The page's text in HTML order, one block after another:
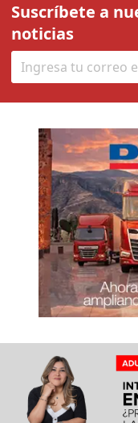
Suscríbete a
noticias